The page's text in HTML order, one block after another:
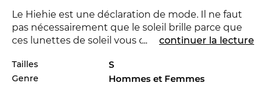
Le Hiehie est une déclaration de mode. Il ne faut
pas nécessairement que le soleil brille parce que
ces lunettes de soleil vous donne une sensation
Maui Jim
tu peux montrer que tu es pionnière.
Pour la saison courant la marque se distingue avec
... continuer la lecture
Tailles S
Genre Hommes et Femmes